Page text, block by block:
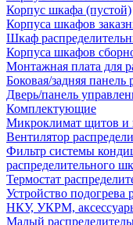
Корпус шкафа (пустой)
Корпуса шкафов
Шкаф
Корпуса шкафов
Монтажная плата для
Боковая/задняя
Дверь/панель
Комплектующие
Микроклимат щитов и
Вентилятор
Фильтр системы
распределительного
Термостат
Устройство подогрева
НКУ, УКРМ,
Малый